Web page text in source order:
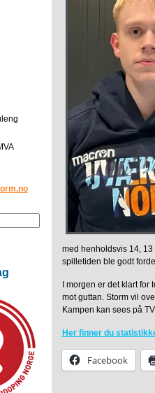
med henholdsvis 14,
spilletiden ble godt
I morgen er det klart
mot guttan. Storm vil
Kampen kan sees på
Her finner du
Facebook